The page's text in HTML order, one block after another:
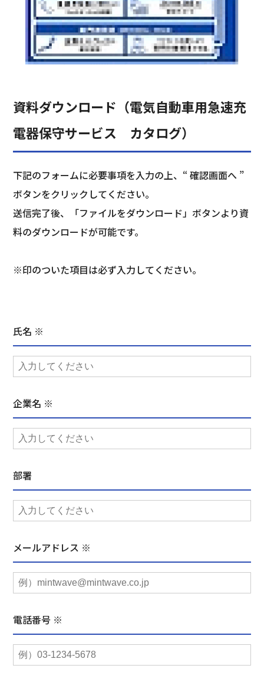
資料ダウンロード（電気自動車用急速充
電器保守サービス カタログ）
下記のフォームに必要事項を入力の上、“ 確認画面へ ”
ボタンをクリックしてください。
送信完了後、「ファイルをダウンロード」ボタンより資
料のダウンロードが可能です。
※印のついた項目は必ず入力してください。
氏名 ※
企業名 ※
部署
メールアドレス ※
電話番号 ※